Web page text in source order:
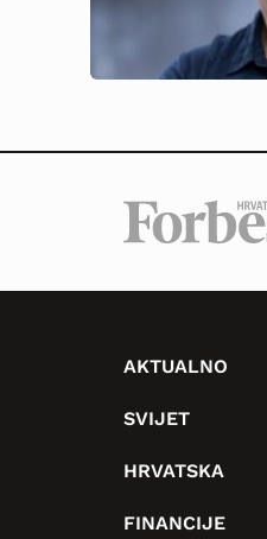
AKTUALNO
SVIJET
HRVATSKA
FINANCIJE